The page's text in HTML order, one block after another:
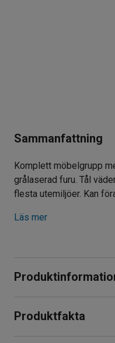
Sammanfattning
Komplett möbelgrupp
grålaserad furu. Tål
flesta utemiljöer. Kan
Läs mer
utemiljöer, till exempel
Produktfakta